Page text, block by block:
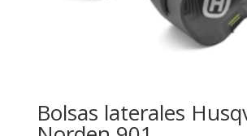
Bolsas laterales